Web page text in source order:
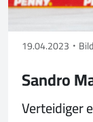
19.04.2023
Sandro
Verteidiger